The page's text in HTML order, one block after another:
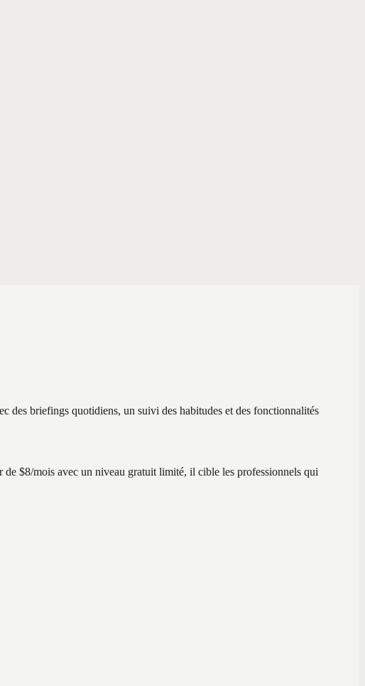
des briefings quotidiens, un suivi des habitudes et des fonctionnalités
$8/mois avec un niveau gratuit limité, il cible les professionnels qui